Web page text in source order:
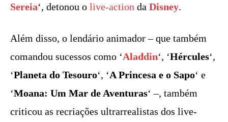
Sereia‘, detonou o live-action da Disney.
Além disso, o lendário animador – que também
comandou sucessos como ‘Aladdin‘, ‘Hércules‘,
‘Planeta do Tesouro‘, ‘A Princesa e o Sapo‘ e
‘Moana: Um Mar de Aventuras‘ –, também
criticou as recriações ultrarrealistas dos live-